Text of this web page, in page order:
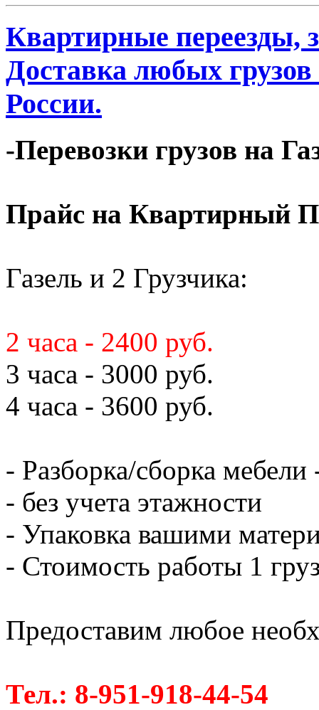
Квартирные переезды,
Доставка любых
России.
-Перевозки грузов на
Прайс на Квартирный
Газель и 2 Грузчика:
2 часа - 2400 руб.
3 часа - 3000 руб.
4 часа - 3600 руб.
- Разборка/сборка мебели
- без учета этажности
- Упаковка вашими
- Стоимость работы 1
Предоставим любое
Тел.: 8-951-918-44-54